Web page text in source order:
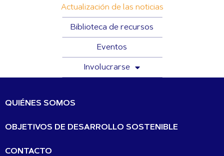
Actualización de las noticias
Biblioteca de recursos
Eventos
Involucrarse
QUIÉNES SOMOS
OBJETIVOS DE DESARROLLO SOSTENIBLE
CONTACTO